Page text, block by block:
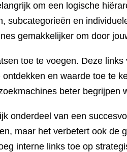
om een logische
subcategorieën en
gemakkelijker om door
toe te voegen. Deze
en waarde toe te
beter begrijpen
onderdeel van een
maar het verbetert ook de
interne links toe op